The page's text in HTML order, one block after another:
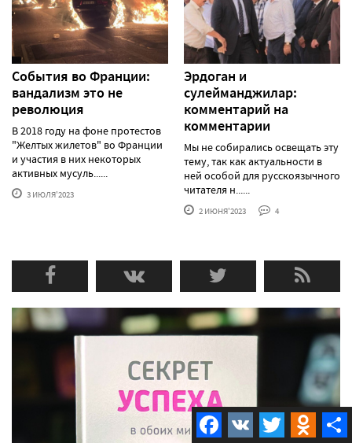
События во Франции:
вандализм это не
революция
В 2018 году на фоне протестов
"Желтых жилетов" во Франции
и участия в них некоторых
активных мусуль......
3 ИЮЛЯ'2023
Эрдоган и
сулейманджилар:
комментарий на
комментарии
Мы не собирались освещать эту
тему, так как актуальности в
ней особой для русскоязычного
читателя н......
2 ИЮНЯ'2023 4
Facebook
VK Twitter